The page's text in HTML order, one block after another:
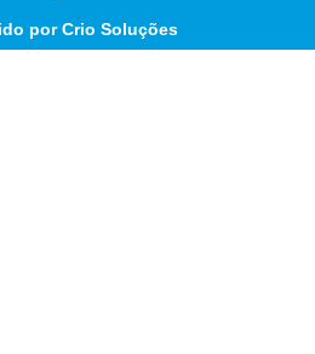
por Crio Soluções